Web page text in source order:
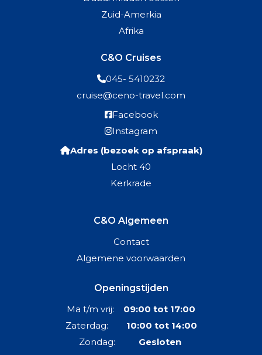
Zuid-Amerkia
Afrika
C&O Cruises
045- 5410232
cruise@ceno-travel.com
Facebook
Instagram
Adres (bezoek op afspraak)
Locht 40
Kerkrade
C&O Algemeen
Contact
Algemene voorwaarden
Openingstijden
Ma t/m vrij: 09:00 tot 17:00
Zaterdag: 10:00 tot 14:00
Zondag: Gesloten